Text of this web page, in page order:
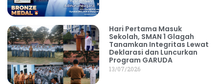
Hari Pertama Masuk
Sekolah, SMAN 1 Glagah
Tanamkan Integritas Lewat
Deklarasi dan Luncurkan
Program GARUDA
13/07/2026